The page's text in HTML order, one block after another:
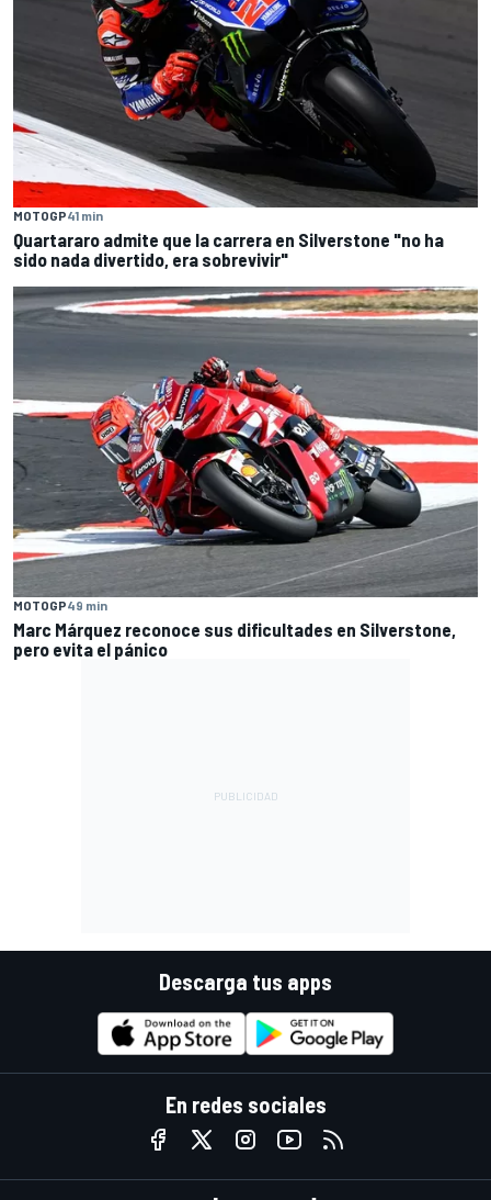
MOTOGP41 min
Quartararo admite que la carrera en Silverstone "no ha
sido nada divertido, era sobrevivir"
MOTOGP49 min
Marc Márquez reconoce sus dificultades en Silverstone,
pero evita el pánico
Descarga tus apps
En redes sociales